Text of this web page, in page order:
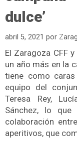
dulce’
abril 5, 2021 por
El Zaragoza CFF
un año más en la
tiene como
equipo del
Teresa Rey,
Sánchez, lo
colaboración
aperitivos, que